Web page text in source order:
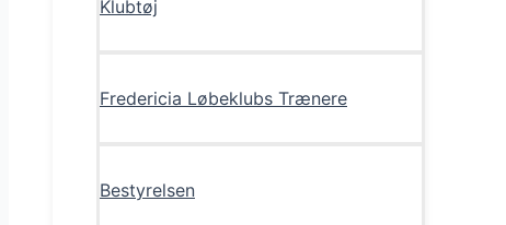
Klubtøj
Fredericia Løbeklubs Trænere
Bestyrelsen